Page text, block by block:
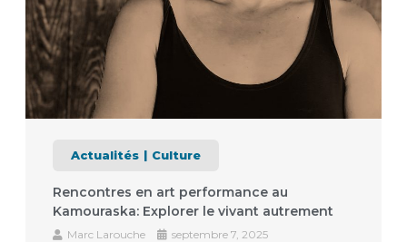
Actualités Culture
Rencontres en art performance au
Kamouraska: Explorer le vivant autrement
Marc Larouche septembre 7, 2025